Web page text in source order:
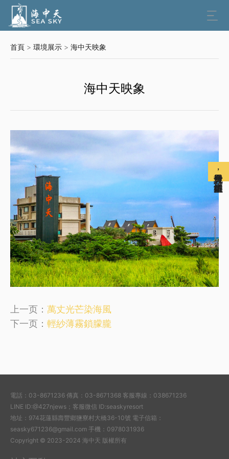

首頁 > 環境展示 > 海中天映象
海中天映象
上一页： 萬丈光芒染海風
下一页： 輕紗薄霧鎖朦朧
電話：03-8671236 傳真：03-8671368 客服專線：038671236
LINE ID:@427njews；客服微信 ID:seaskyresort
地址：974花蓮縣壽豐鄉鹽寮村大橋36-10號 電子信箱：
seasky671236@gmail.com 手機：0978031936
Copyright © 2023-2024 海中天 版權所有
免費註冊會員，解鎖更多權益